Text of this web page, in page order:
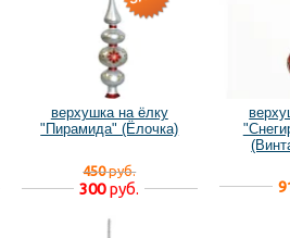
верхушка на ёлку
"Пирамида" (Ёлочка)
450руб.
300руб.